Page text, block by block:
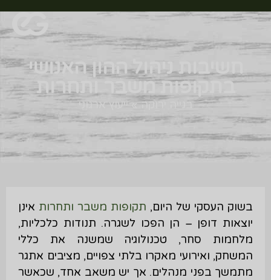
חשיבות ניהול ההון האנושי
בתקופות משבר ותחרות
בנייה ירוקה»ייעוץ ארגוני
בשוק העסקי של היום, תקופות משבר ותחרות אינן
יוצאות דופן – הן הפכו לשגרה. תנודות כלכליות,
מלחמות סחר, טכנולוגיה שמשנה את כללי
המשחק, ואירועי מאקרו בלתי צפויים, מציבים אתגר
מתמשך בפני מנהלים. אך יש משאב אחד, שכאשר